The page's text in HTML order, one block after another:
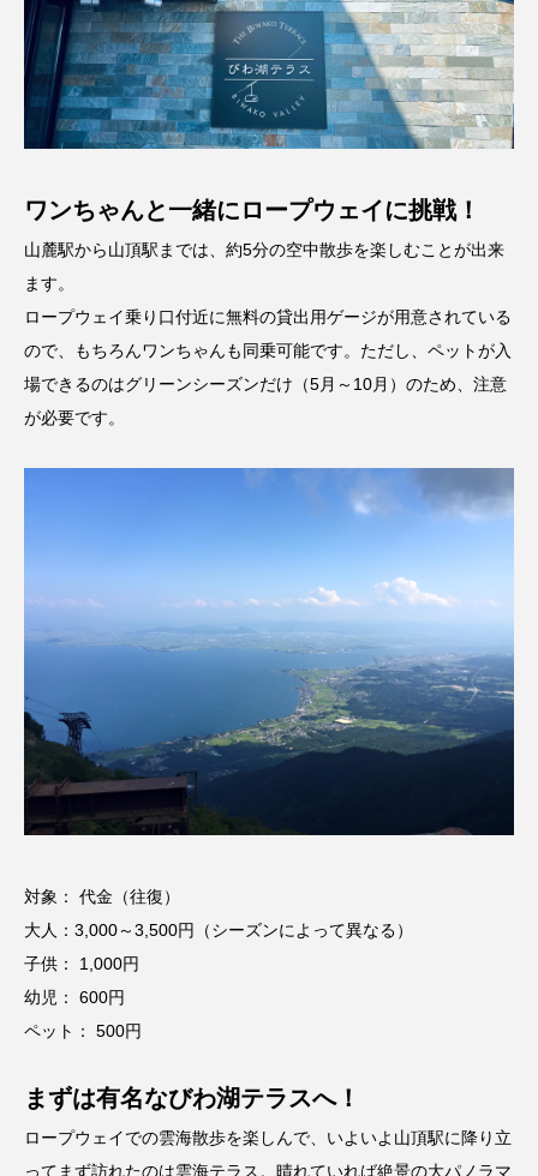
ワンちゃんと一緒にロープウェイに挑戦！
山麓駅から山頂駅までは、約5分の空中散歩を楽しむことが出来
ます。
ロープウェイ乗り口付近に無料の貸出用ゲージが用意されている
ので、もちろんワンちゃんも同乗可能です。ただし、ペットが入
場できるのはグリーンシーズンだけ（5月～10月）のため、注意
が必要です。
対象： 代金（往復）
大人：3,000～3,500円（シーズンによって異なる）
子供： 1,000円
幼児： 600円
ペット： 500円
まずは有名なびわ湖テラスへ！
ロープウェイでの雲海散歩を楽しんで、いよいよ山頂駅に降り立
ってまず訪れたのは雲海テラス。晴れていれば絶景の大パノラマ